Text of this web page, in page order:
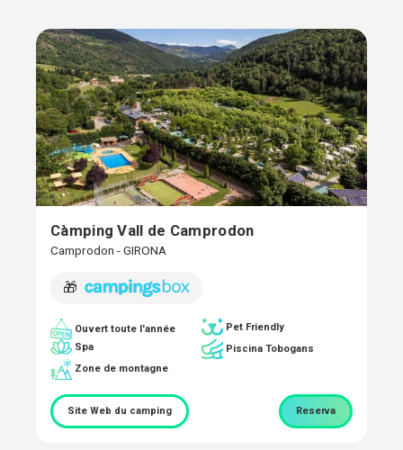
Càmping Vall de Camprodon
Camprodon - GIRONA
🎁
Ouvert toute l'année
Pet Friendly
Spa
Piscina Tobogans
Zone de montagne
Site Web du camping Reserva